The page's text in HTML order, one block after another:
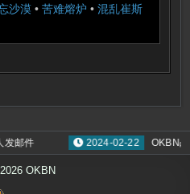
沙漠 •苦难熔炉 •混乱崔斯
邮件 2024-02-22 OKBN战
OKBN